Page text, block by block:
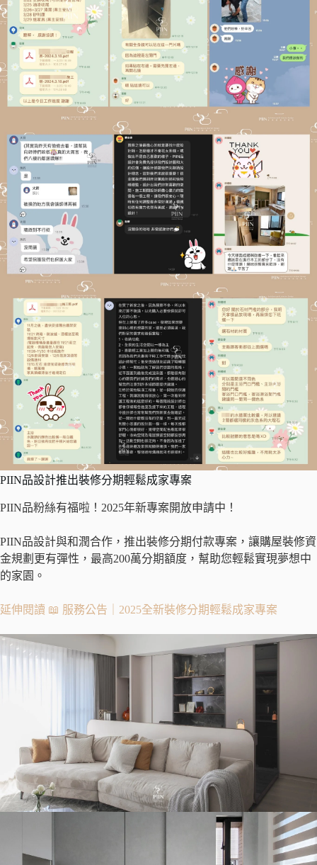
PIIN品設計推出裝修分期輕鬆成家專案
PIIN品粉絲有福啦！2025年新專案開放申請中！
PIIN品設計與和潤合作，推出裝修分期付款專案，讓購屋裝修資
金規劃更有彈性，最高200萬分期額度，幫助您輕鬆實現夢想中
的家園。
延伸閱讀 📖 服務公告｜2025全新裝修分期輕鬆成家專案